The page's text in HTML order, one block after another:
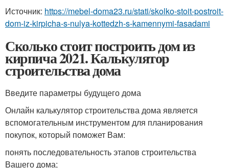
Источник: https://mebel-doma23.ru/stati/skolko-stoit-postroit-
dom-iz-kirpicha-s-nulya-kottedzh-s-kamennymi-fasadami
Сколько стоит построить дом из
кирпича 2021. Калькулятор
строительства дома
Введите параметры будущего дома
Онлайн калькулятор строительства дома является
вспомогательным инструментом для планирования
покупок, который поможет Вам:
понять последовательность этапов строительства
Вашего дома;